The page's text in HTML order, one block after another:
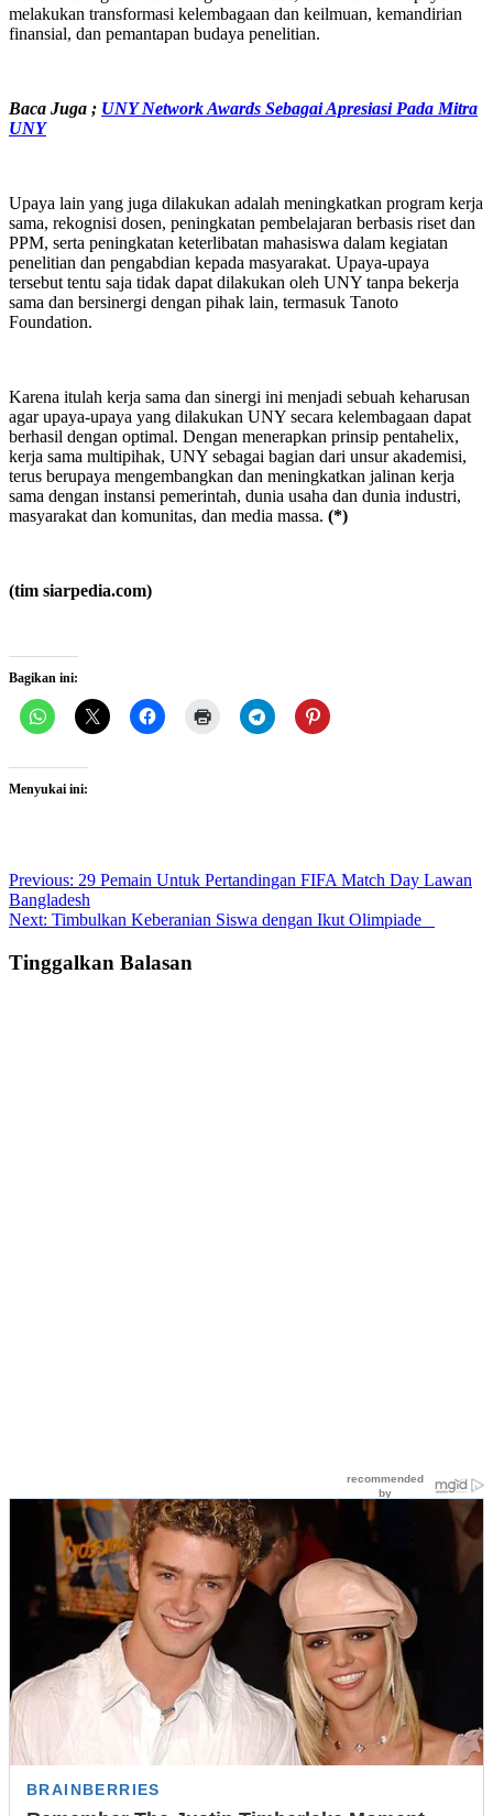
melakukan transformasi kelembagaan dan keilmuan, kemandirian
finansial, dan pemantapan budaya penelitian.
Baca Juga ; UNY Network Awards Sebagai Apresiasi Pada Mitra
UNY
Upaya lain yang juga dilakukan adalah meningkatkan program kerja
sama, rekognisi dosen, peningkatan pembelajaran berbasis riset dan
PPM, serta peningkatan keterlibatan mahasiswa dalam kegiatan
penelitian dan pengabdian kepada masyarakat. Upaya-upaya
tersebut tentu saja tidak dapat dilakukan oleh UNY tanpa bekerja
sama dan bersinergi dengan pihak lain, termasuk Tanoto
Foundation.
Karena itulah kerja sama dan sinergi ini menjadi sebuah keharusan
agar upaya-upaya yang dilakukan UNY secara kelembagaan dapat
berhasil dengan optimal. Dengan menerapkan prinsip pentahelix,
kerja sama multipihak, UNY sebagai bagian dari unsur akademisi,
terus berupaya mengembangkan dan meningkatkan jalinan kerja
sama dengan instansi pemerintah, dunia usaha dan dunia industri,
masyarakat dan komunitas, dan media massa. (*)
(tim siarpedia.com)
Bagikan ini:
Menyukai ini:
Post
navigation
Previous: 29 Pemain Untuk Pertandingan FIFA Match Day Lawan
Bangladesh
Next: Timbulkan Keberanian Siswa dengan Ikut Olimpiade
Tinggalkan Balasan